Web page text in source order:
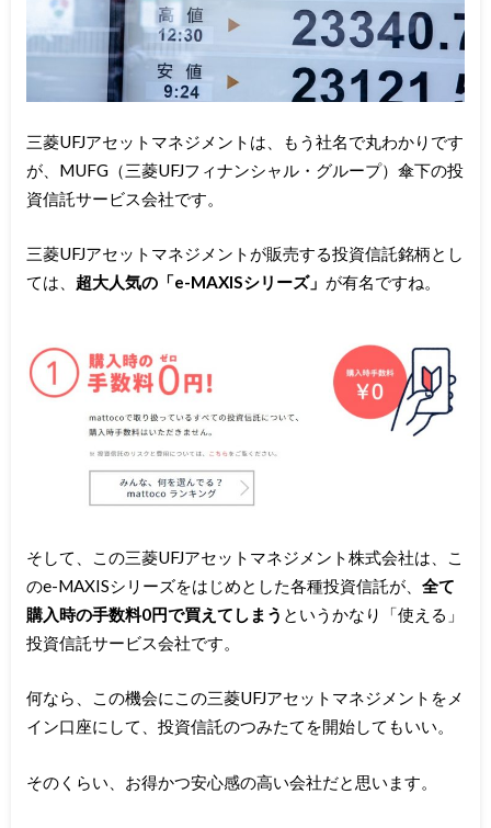
三菱UFJアセットマネジメントは、もう社名で丸わかりです
が、MUFG（三菱UFJフィナンシャル・グループ）傘下の投
資信託サービス会社です。
三菱UFJアセットマネジメントが販売する投資信託銘柄とし
ては、 超大人気の「e-MAXISシリーズ」 が有名ですね。
そして、この三菱UFJアセットマネジメント株式会社は、こ
のe-MAXISシリーズをはじめとした各種投資信託が、 全て
購入時の手数料0円で買えてしまう というかなり「使える」
投資信託サービス会社です。
何なら、この機会にこの三菱UFJアセットマネジメントをメ
イン口座にして、投資信託のつみたてを開始してもいい。
そのくらい、お得かつ安心感の高い会社だと思います。